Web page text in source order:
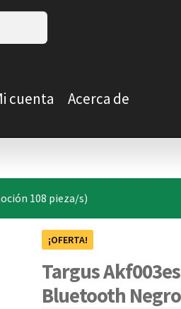
cuenta Acerca de
108 pieza/s)
¡OFERTA!
Targus
Bluetooth Negro